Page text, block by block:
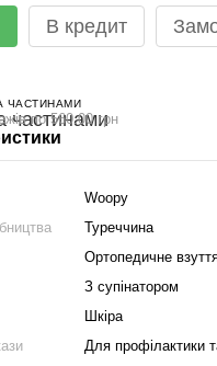
В кредит
ЧАСТИНАМИ
по 560.00 грн
Woopy
Туреччина
Ортопедичне
З супінатором
Шкіра
Для профілактики